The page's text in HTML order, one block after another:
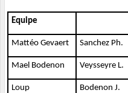
Equipe
Mattéo Gevaert Sanchez Ph.
Mael Bodenon Veysseyre L.
Loup Bodenon J.